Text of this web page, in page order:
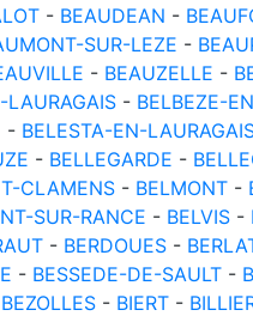
- BEAUDEAN -
SUR-LEZE -
- BEAUZELLE -
LAURAGAIS - BELBEZE-
- BELESTA-EN-
- BELLEGARDE -
CLAMENS - BELMONT -
SUR-RANCE - BELVIS -
- BERDOUES -
- BESSEDE-DE-SAULT -
BEZOLLES - BIERT -